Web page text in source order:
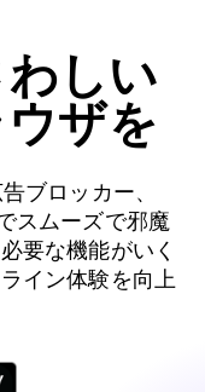
しい
ザを
ブロッカー、
スムーズで邪魔
要な機能がいく
イン体験を向上